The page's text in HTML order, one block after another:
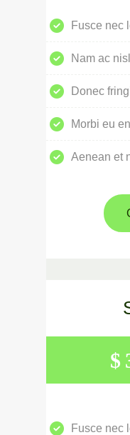
Fusce nec
Nam ac
Donec
Morbi eu
Aenean et
$
Fusce nec